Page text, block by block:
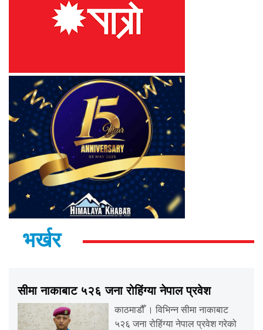
भर्खर
सीमा नाकाबाट ५२६ जना रोहिंग्या नेपाल प्रवेश
काठमाडौँ । विभिन्न सीमा नाकाबाट
५२६ जना रोहिंग्या नेपाल प्रवेश गरेको